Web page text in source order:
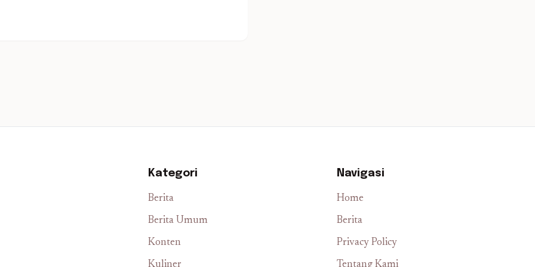
Kategori
Berita
Berita Umum
Konten
Kuliner
Navigasi
Home
Berita
Privacy Policy
Tentang Kami